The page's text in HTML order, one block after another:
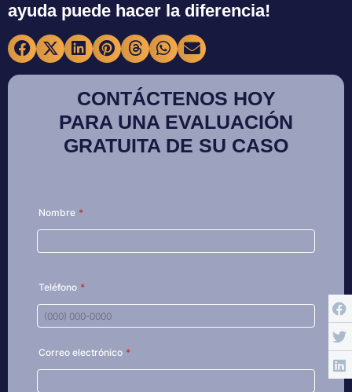
ayuda puede hacer la diferencia!
CONTÁCTENOS HOY
PARA UNA EVALUACIÓN
GRATUITA DE SU CASO